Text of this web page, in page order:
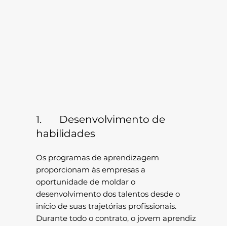
1. Desenvolvimento de
habilidades
Os programas de aprendizagem
proporcionam às empresas a
oportunidade de moldar o
desenvolvimento dos talentos desde o
início de suas trajetórias profissionais.
Durante todo o contrato, o jovem aprendiz